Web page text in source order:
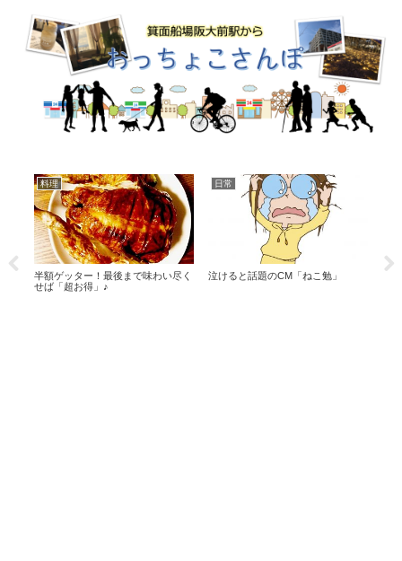
グッズ
無料でフォトブックを作る方法
料理